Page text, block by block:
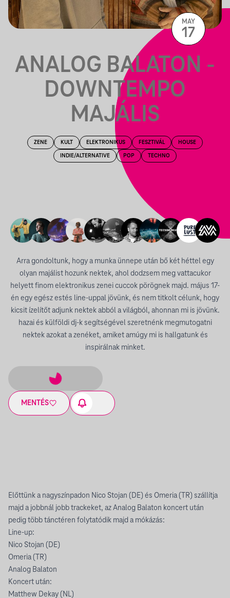
ANALOG BALATON -
DOWNTEMPO
MAJÁLIS
ZENE KULT ELEKTRONIKUS FESZTIVÁL HOUSE
INDIE/ALTERNATIVE POP TECHNO
Arra gondoltunk, hogy a munka ünnepe után bő két héttel egy
olyan majálist hozunk nektek, ahol dodzsem meg vattacukor
helyett finom elektronikus zenei cuccok pörögnek majd. május 17-
én egy egész estés line-uppal jövünk, és nem titkolt célunk, hogy
kicsit ízelítőt adjunk nektek abból a világból, ahonnan mi is jövünk.
hazai és külföldi dj-k segítségével szeretnénk megmutogatni
nektek azokat a zenéket, amiket amúgy mi is hallgatunk és
inspirálnak minket.
MENTÉS
MAY
17
Előttünk a nagyszínpadon Nico Stojan (DE) és Omeria (TR) szállítja
majd a jobbnál jobb trackeket, az Analog Balaton koncert után
pedig több tánctéren folytatódik majd a mókázás:
Line-up:
Nico Stojan (DE)
Omeria (TR)
Analog Balaton
Koncert után:
Matthew Dekay (NL)